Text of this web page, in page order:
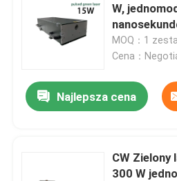
W,
MOQ：1
Cena：
Najlepsza cena
CW Zielony
300 W